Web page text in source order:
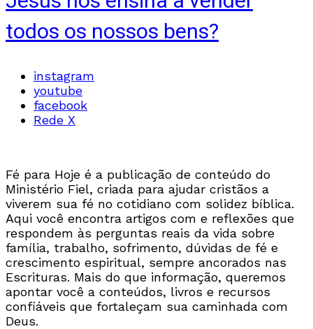
todos os nossos bens?
instagram
youtube
facebook
Rede X
Fé para Hoje é a publicação de conteúdo do
Ministério Fiel, criada para ajudar cristãos a
viverem sua fé no cotidiano com solidez bíblica.
Aqui você encontra artigos com e reflexões que
respondem às perguntas reais da vida sobre
família, trabalho, sofrimento, dúvidas de fé e
crescimento espiritual, sempre ancorados nas
Escrituras. Mais do que informação, queremos
apontar você a conteúdos, livros e recursos
confiáveis que fortaleçam sua caminhada com
Deus.